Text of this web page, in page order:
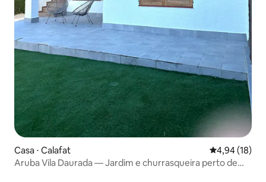
Casa ⋅ Calafat 4,94 de uma
4,94 (18)
Aruba Vila Daurada — Jardim e churrasqueira perto de